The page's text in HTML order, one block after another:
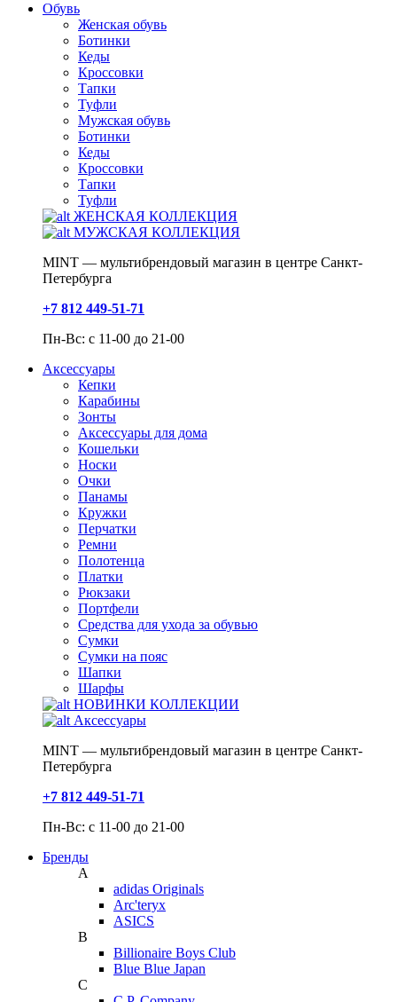
Обувь
Женская обувь
Ботинки
Кеды
Кроссовки
Тапки
Туфли
Мужская обувь
Ботинки
Кеды
Кроссовки
Тапки
Туфли
ЖЕНСКАЯ КОЛЛЕКЦИЯ
МУЖСКАЯ КОЛЛЕКЦИЯ
MINT — мультибрендовый магазин в центре Санкт-
Петербурга
+7 812 449-51-71
Пн-Вс: с 11-00 до 21-00
Аксессуары
Кепки
Карабины
Зонты
Аксессуары для дома
Кошельки
Носки
Очки
Панамы
Кружки
Перчатки
Ремни
Полотенца
Платки
Рюкзаки
Портфели
Средства для ухода за обувью
Сумки
Сумки на пояс
Шапки
Шарфы
НОВИНКИ КОЛЛЕКЦИИ
Аксессуары
MINT — мультибрендовый магазин в центре Санкт-
Петербурга
+7 812 449-51-71
Пн-Вс: с 11-00 до 21-00
Бренды
A
adidas Originals
Arc'teryx
ASICS
B
Billionaire Boys Club
Blue Blue Japan
C